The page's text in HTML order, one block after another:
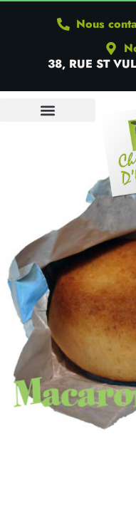
Nous
38, RUE ST